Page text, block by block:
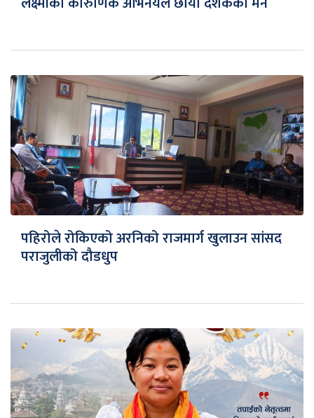
पहिरोले रोकिएको अरनिको राजमार्ग खुलाउन सांसद
पराजुलीको दौडधुप